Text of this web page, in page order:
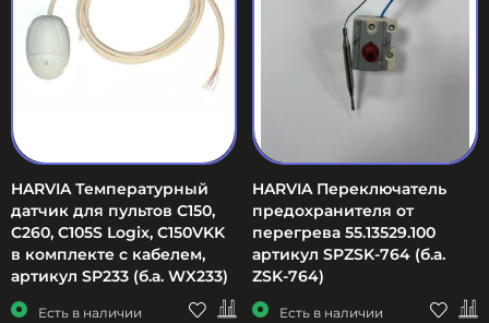
HARVIA Температурный
датчик для пультов С150,
C260, C105S Logix, C150VKK
в комплекте с кабелем,
артикул SP233 (б.а. WX233)
Есть в наличии
HARVIA Переключатель
предохранителя от
перегрева 55.13529.100
артикул SPZSK-764 (б.а.
ZSK-764)
Есть в наличии